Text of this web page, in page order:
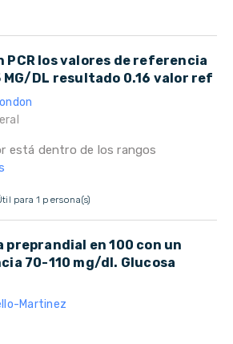
PCR los valores de referencia
MG/DL resultado 0.16 valor ref
está dentro de los rangos
para 1 persona(s)
preprandial en 100 con un
70-110 mg/dl. Glucosa
Martinez